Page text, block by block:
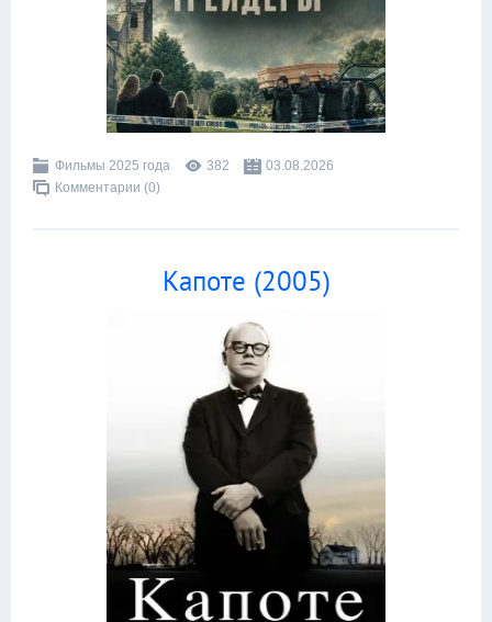
Фильмы 2025 года 382
03.08.2026
Комментарии (0)
Капоте (2005)